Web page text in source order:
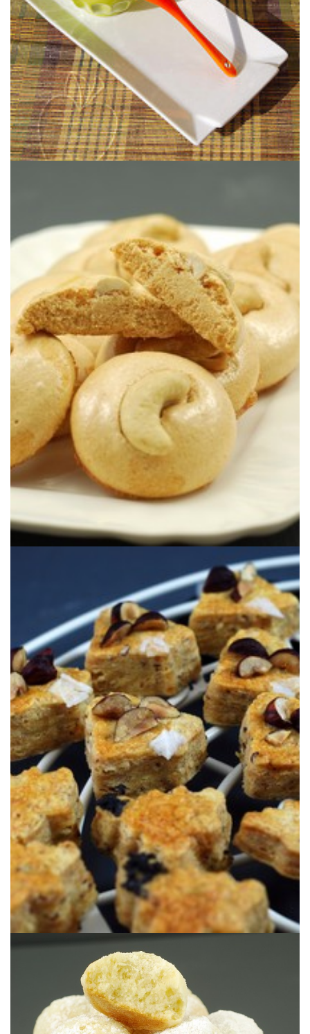
BOCADOS APERITIVOS DE MERENGUE
CON SALSA DE SOJA & ANACARDOS
Una original receta de merengue salado con salsa de soja y
decorado con anacardos para una receta de aprovechamiento de lo
más sorprendente.
GALLETAS SALADAS DE AVELLANA Y
GRANA PADANO
Unas galletas de mantequilla saladas hechas con avellanas y grana
padano. Ideales para picar entre horas o para el aperitivo, se
deshacen en la boca…